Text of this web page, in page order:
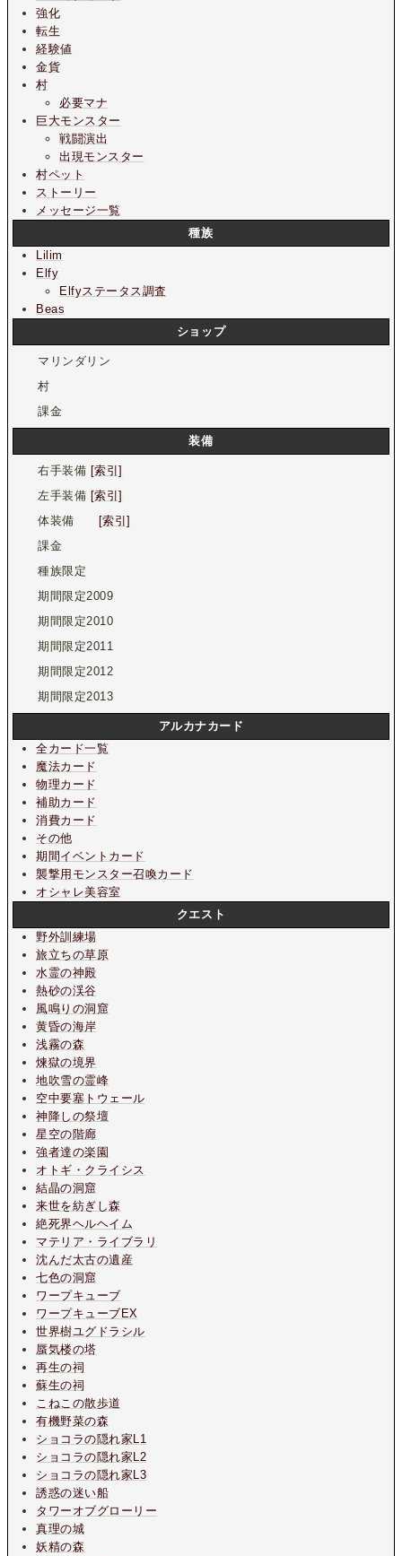
強化
転生
経験値
金貨
村
必要マナ
巨大モンスター
戦闘演出
出現モンスター
村ペット
ストーリー
メッセージ一覧
種族
Lilim
Elfy
Elfyステータス調査
Beas
ショップ
マリンダリン
村
課金
装備
右手装備 [索引]
左手装備 [索引]
体装備 [索引]
課金
種族限定
期間限定2009
期間限定2010
期間限定2011
期間限定2012
期間限定2013
アルカナカード
全カード一覧
魔法カード
物理カード
補助カード
消費カード
その他
期間イベントカード
襲撃用モンスター召喚カード
オシャレ美容室
クエスト
野外訓練場
旅立ちの草原
水霊の神殿
熱砂の渓谷
風鳴りの洞窟
黄昏の海岸
浅霧の森
煉獄の境界
地吹雪の霊峰
空中要塞トウェール
神降しの祭壇
星空の階廊
強者達の楽園
オトギ・クライシス
結晶の洞窟
来世を紡ぎし森
絶死界ヘルヘイム
マテリア・ライブラリ
沈んだ太古の遺産
七色の洞窟
ワープキューブ
ワープキューブEX
世界樹ユグドラシル
蜃気楼の塔
再生の祠
蘇生の祠
こねこの散歩道
有機野菜の森
ショコラの隠れ家L1
ショコラの隠れ家L2
ショコラの隠れ家L3
誘惑の迷い船
タワーオブグローリー
真理の城
妖精の森